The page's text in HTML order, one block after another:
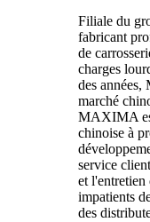
Filiale du
fabricant
de
charges
des
marché
MAXIMA
chinoise à
service
et l'entretien
impatients
des